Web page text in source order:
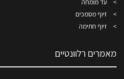
עד מומחה
זיוף מסמכים
זיוף חתימה
מאמרים רלוונטיים